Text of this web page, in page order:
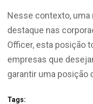
Nesse contexto,
destaque nas
Officer, esta posição
empresas que
garantir uma posição
Tags: